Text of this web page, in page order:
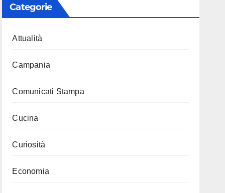
Categorie
Attualità
Campania
Comunicati Stampa
Cucina
Curiosità
Economia